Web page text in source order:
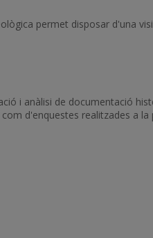
permet disposar d'una
i anàlisi de documentació
d'enquestes realitzades a la